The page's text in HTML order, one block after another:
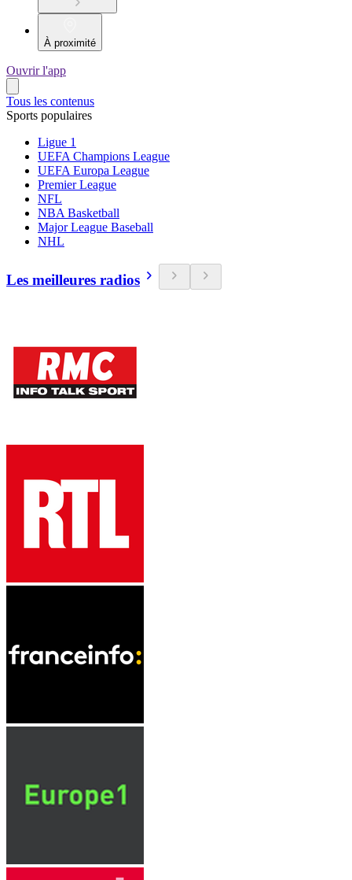
À proximité
Ouvrir l'app
Tous les contenus
Sports populaires
Ligue 1
UEFA Champions League
UEFA Europa League
Premier League
NFL
NBA Basketball
Major League Baseball
NHL
Les meilleures radios